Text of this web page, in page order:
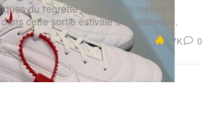
du regretté designer se mêlent à
dans cette sortie estivale très attendue.
3.7K 0